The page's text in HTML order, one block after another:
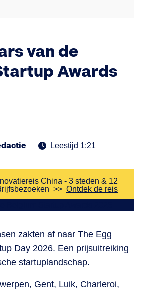
van de
Awards
Leestijd 1:21
China - 3 steden & 12
>> Ontdek de reis
zakten af naar The Egg
Day 2026. Een prijsuitreiking
startuplandschap.
Gent, Luik, Charleroi,